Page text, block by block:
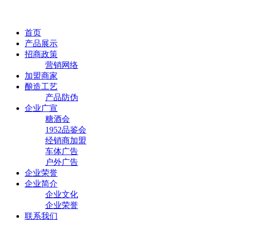
首页
产品展示
招商政策
营销网络
加盟商家
酿造工艺
产品防伪
企业广宣
糖酒会
1952品鉴会
经销商加盟
车体广告
户外广告
企业荣誉
企业简介
企业文化
企业荣誉
联系我们